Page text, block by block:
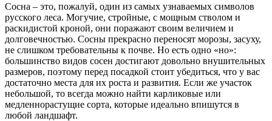
Сосна – это, пожалуй, один из самых узнаваемых символов
русского леса. Могучие, стройные, с мощным стволом и
раскидистой кроной, они поражают своим величием и
долговечностью. Сосны прекрасно переносят морозы, засуху,
не слишком требовательны к почве. Но есть одно «но»:
большинство видов сосен достигают довольно внушительных
размеров, поэтому перед посадкой стоит убедиться, что у вас
достаточно места для их роста и развития. Если же участок
небольшой, то всегда можно найти карликовые или
медленнорастущие сорта, которые идеально впишутся в
любой ландшафт.